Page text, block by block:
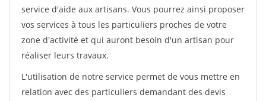
service d'aide aux artisans. Vous pourrez ainsi proposer
vos services à tous les particuliers proches de votre
zone d'activité et qui auront besoin d'un artisan pour
réaliser leurs travaux.
L'utilisation de notre service permet de vous mettre en
relation avec des particuliers demandant des devis